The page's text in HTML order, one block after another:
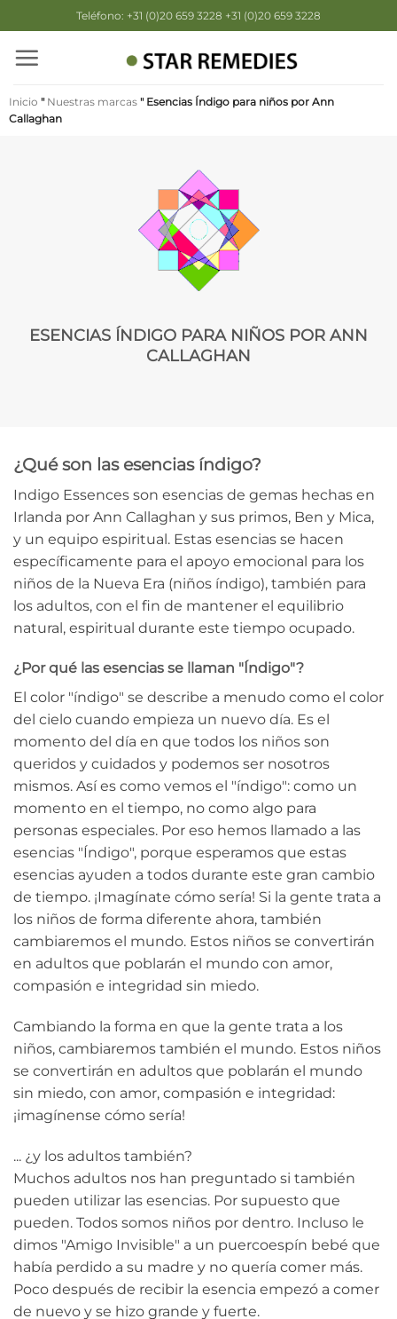
al
contenido
Teléfono: +31 (0)20 659 3228 +31 (0)20 659 3228
Inicio " Nuestras marcas " Esencias Índigo para niños por Ann
Callaghan
ESENCIAS ÍNDIGO PARA NIÑOS POR ANN
CALLAGHAN
¿Qué son las esencias índigo?
Indigo Essences son esencias de gemas hechas en
Irlanda por Ann Callaghan y sus primos, Ben y Mica,
y un equipo espiritual. Estas esencias se hacen
específicamente para el apoyo emocional para los
niños de la Nueva Era (niños índigo), también para
los adultos, con el fin de mantener el equilibrio
natural, espiritual durante este tiempo ocupado.
¿Por qué las esencias se llaman "Índigo"?
El color "índigo" se describe a menudo como el color
del cielo cuando empieza un nuevo día. Es el
momento del día en que todos los niños son
queridos y cuidados y podemos ser nosotros
mismos. Así es como vemos el "índigo": como un
momento en el tiempo, no como algo para
personas especiales. Por eso hemos llamado a las
esencias "Índigo", porque esperamos que estas
esencias ayuden a todos durante este gran cambio
de tiempo. ¡Imagínate cómo sería! Si la gente trata a
los niños de forma diferente ahora, también
cambiaremos el mundo. Estos niños se convertirán
en adultos que poblarán el mundo con amor,
compasión e integridad sin miedo.
Cambiando la forma en que la gente trata a los
niños, cambiaremos también el mundo. Estos niños
se convertirán en adultos que poblarán el mundo
sin miedo, con amor, compasión e integridad:
¡imagínense cómo sería!
... ¿y los adultos también?
Muchos adultos nos han preguntado si también
pueden utilizar las esencias. Por supuesto que
pueden. Todos somos niños por dentro. Incluso le
dimos "Amigo Invisible" a un puercoespín bebé que
había perdido a su madre y no quería comer más.
Poco después de recibir la esencia empezó a comer
de nuevo y se hizo grande y fuerte.